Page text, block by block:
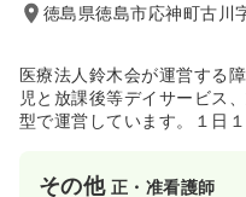
徳島県徳島市応神町古川
医療法人鈴木会が運営する
児と放課後等デイサービス
型で運営しています。１日
その他 正・准看護師